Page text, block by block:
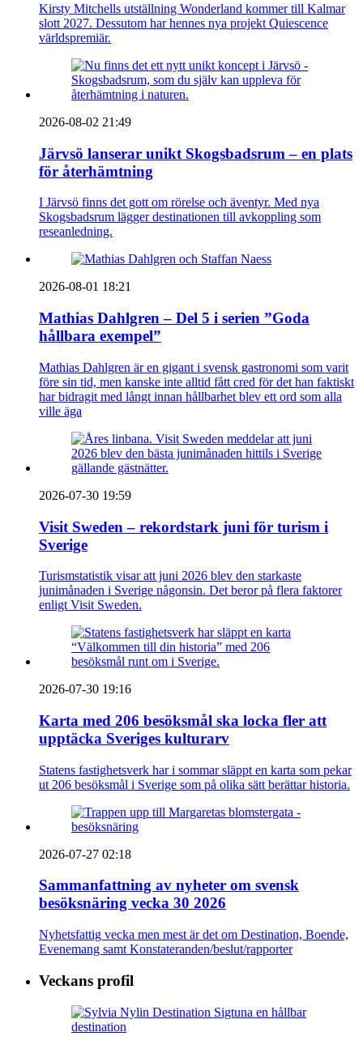
Kirsty Mitchells utställning Wonderland kommer till Kalmar
slott 2027. Dessutom har hennes nya projekt Quiescence
världspremiär.
2026-08-02 21:49
Järvsö lanserar unikt Skogsbadsrum – en plats
för återhämtning
I Järvsö finns det gott om rörelse och äventyr. Med nya
Skogsbadsrum lägger destinationen till avkoppling som
reseanledning.
2026-08-01 18:21
Mathias Dahlgren – Del 5 i serien ”Goda
hållbara exempel”
Mathias Dahlgren är en gigant i svensk gastronomi som varit
före sin tid, men kanske inte alltid fått cred för det han faktiskt
har bidragit med långt innan hållbarhet blev ett ord som alla
ville äga
2026-07-30 19:59
Visit Sweden – rekordstark juni för turism i
Sverige
Turismstatistik visar att juni 2026 blev den starkaste
junimånaden i Sverige någonsin. Det beror på flera faktorer
enligt Visit Sweden.
2026-07-30 19:16
Karta med 206 besöksmål ska locka fler att
upptäcka Sveriges kulturarv
Statens fastighetsverk har i sommar släppt en karta som pekar
ut 206 besöksmål i Sverige som på olika sätt berättar historia.
2026-07-27 02:18
Sammanfattning av nyheter om svensk
besöksnäring vecka 30 2026
Nyhetsfattig vecka men mest är det om Destination, Boende,
Evenemang samt Konstateranden/beslut/rapporter
Veckans profil